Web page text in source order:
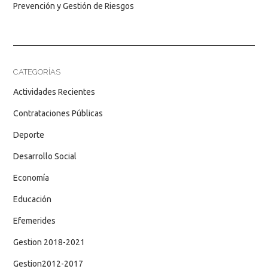
Prevención y Gestión de Riesgos
CATEGORÍAS
Actividades Recientes
Contrataciones Públicas
Deporte
Desarrollo Social
Economía
Educación
Efemerides
Gestion 2018-2021
Gestion2012-2017